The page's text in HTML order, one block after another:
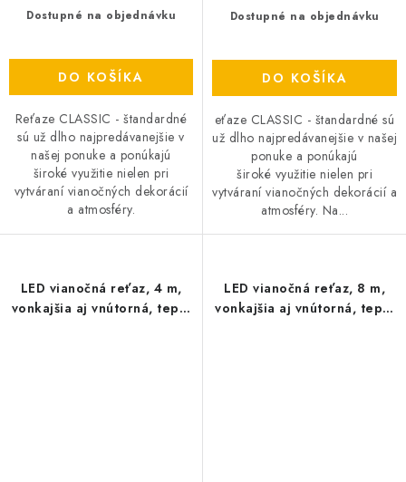
Dostupné na objednávku
DO KOŠÍKA
Reťaze CLASSIC - štandardné
sú už dlho najpredávanejšie v
našej ponuke a ponúkajú
široké využitie nielen pri
vytváraní vianočných dekorácií
a atmosféry.
Dostupné na objednávku
DO KOŠÍKA
eťaze CLASSIC - štandardné sú
už dlho najpredávanejšie v našej
ponuke a ponúkajú
široké využitie nielen pri
vytváraní vianočných dekorácií a
atmosféry. Na...
LED vianočná reťaz, 4 m,
vonkajšia aj vnútorná, teplá
LED vianočná reťaz, 8 m,
vonkajšia aj vnútorná, teplá